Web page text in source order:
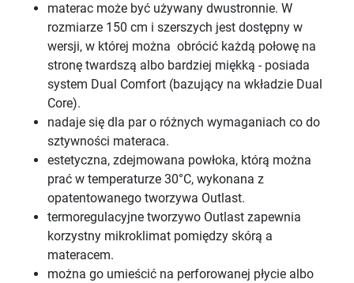
materac może być używany dwustronnie. W
rozmiarze 150 cm i szerszych jest dostępny w
wersji, w której można obrócić każdą połowę na
stronę twardszą albo bardziej miękką - posiada
system Dual Comfort (bazujący na wkładzie Dual
Core).
nadaje się dla par o różnych wymaganiach co do
sztywności materaca.
estetyczna, zdejmowana powłoka, którą można
prać w temperaturze 30°C, wykonana z
opatentowanego tworzywa Outlast.
termoregulacyjne tworzywo Outlast zapewnia
korzystny mikroklimat pomiędzy skórą a
materacem.
można go umieścić na perforowanej płycie albo